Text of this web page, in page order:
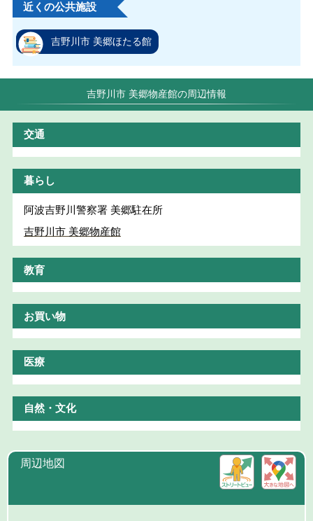
近くの公共施設
吉野川市 美郷ほたる館
吉野川市 美郷物産館の周辺情報
交通
暮らし
阿波吉野川警察署 美郷駐在所
吉野川市 美郷物産館
教育
お買い物
医療
自然・文化
周辺地図